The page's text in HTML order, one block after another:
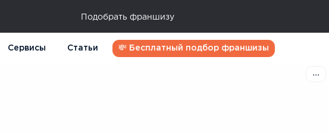
Подобрать франшизу
Сервисы Статьи 💸 Бесплатный подбор франшизы